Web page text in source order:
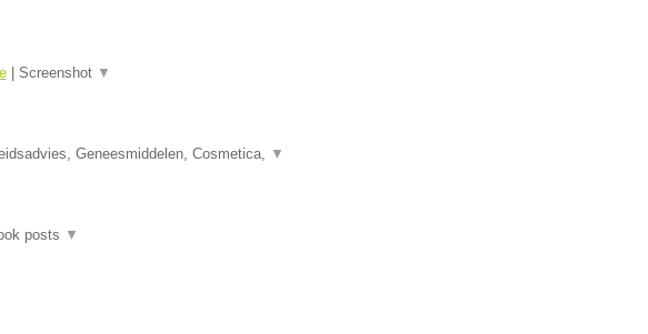
| Screenshot ▼
Geneesmiddelen, Cosmetica, ▼
posts ▼